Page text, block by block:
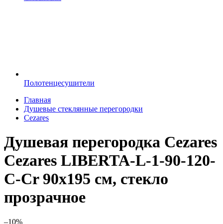
Полотенцесушители
Главная
Душевые стеклянные перегородки
Cezares
Душевая перегородка Cezares
Cezares LIBERTA-L-1-90-120-
C-Cr 90х195 см, стекло
прозрачное
–10%